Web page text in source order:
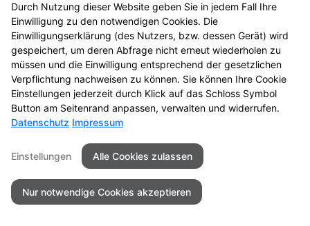
Seitenübersicht Kontakt
Impressum
Datenschutz
Barrierefreiheit
© 2026 Schloss Apotheke
Durch Nutzung dieser Website geben Sie in jedem Fall Ihre
Einwilligung zu den notwendigen Cookies. Die
Einwilligungserklärung (des Nutzers, bzw. dessen Gerät) wird
gespeichert, um deren Abfrage nicht erneut wiederholen zu
müssen und die Einwilligung entsprechend der gesetzlichen
Verpflichtung nachweisen zu können. Sie können Ihre Cookie
Einstellungen jederzeit durch Klick auf das Schloss Symbol
Button am Seitenrand anpassen, verwalten und widerrufen.
Datenschutz Impressum
Einstellungen Alle Cookies zulassen
Nur notwendige Cookies akzeptieren